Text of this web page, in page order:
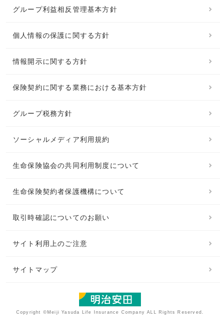
グループ利益相反管理基本方針
個人情報の保護に関する方針
情報開示に関する方針
保険契約に関する業務における基本方針
グループ税務方針
ソーシャルメディア利用規約
生命保険協会の共同利用制度について
生命保険契約者保護機構について
取引時確認についてのお願い
サイト利用上のご注意
サイトマップ
Copyright ©Meiji Yasuda Life Insurance Company ALL Rights Reserved.